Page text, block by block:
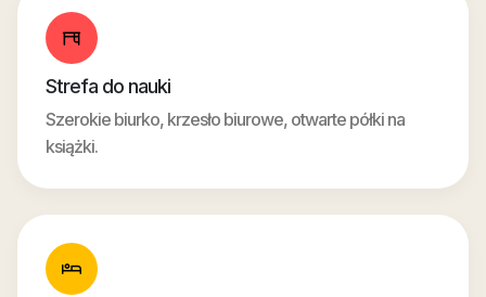
Strefa do nauki
Szerokie biurko, krzesło biurowe, otwarte półki na
książki.